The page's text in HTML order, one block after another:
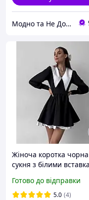
Модно та Не Дорого
Жіноча коротка чорна
сукня з білими
довгим рукавом та
коміром.
Готово до відправки
5.0 (4)